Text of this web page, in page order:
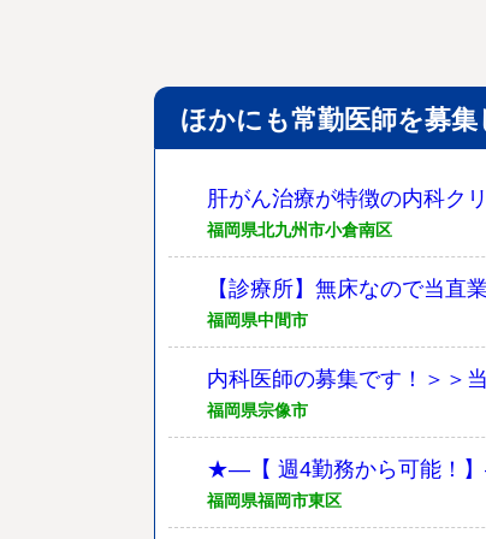
ほかにも常勤医師を募
肝がん治療が特徴の内科ク
福岡県北九州市小倉南区
【診療所】無床なので当直
福岡県中間市
内科医師の募集です！＞＞
福岡県宗像市
★―【 週4勤務から可能！
福岡県福岡市東区